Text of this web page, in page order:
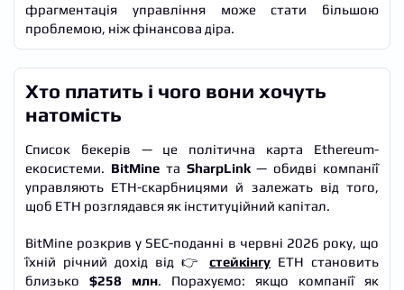
фрагментація управління може стати більшою
проблемою, ніж фінансова діра.
Хто платить і чого вони хочуть
натомість
Список бекерів — це політична карта Ethereum-
екосистеми. BitMineта SharpLink— обидві компанії
управляють ETH-скарбницями й залежать від того,
щоб ETH розглядався як інституційний капітал.
BitMine розкрив у SEC-поданні в червні 2026 року, що
їхній річний дохід від 👉 стейкінгу ETH становить
близько $258 млн. Порахуємо: якщо компанії як